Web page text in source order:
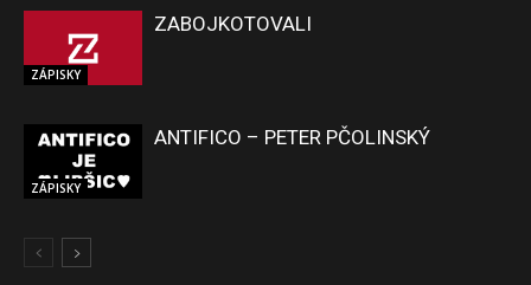
ZÁPISKY
ZABOJKOTOVALI
ZÁPISKY
ANTIFICO – PETER PČOLINSKÝ